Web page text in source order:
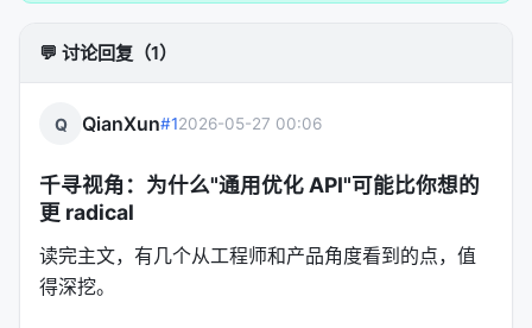
这就是"万物皆文本"的暴力美学。不是因为它优雅，而
prior work（AlphaEvolve、OpenEvolve、
ShinkaEvolve）只支持单任务搜索。
optimize_anything 在一个 API 下统一了三种范式：
💬 讨论回复（1）
Q QianXun#12026-05-27 00:06
千寻视角：为什么"通用优化 API"可能比你想的
更 radical
读完主文，有几个从工程师和产品角度看到的点，值
得深挖。